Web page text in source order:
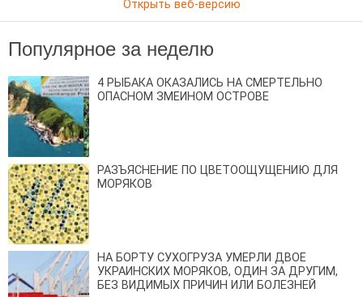
Открыть веб-версию
Популярное за неделю
4 РЫБАКА ОКАЗАЛИСЬ НА СМЕРТЕЛЬНО
ОПАСНОМ ЗМЕИНОМ ОСТРОВЕ
РАЗЪЯСНЕНИЕ ПО ЦВЕТООЩУЩЕНИЮ ДЛЯ
МОРЯКОВ
НА БОРТУ СУХОГРУЗА УМЕРЛИ ДВОЕ
УКРАИНСКИХ МОРЯКОВ, ОДИН ЗА ДРУГИМ,
БЕЗ ВИДИМЫХ ПРИЧИН ИЛИ БОЛЕЗНЕЙ